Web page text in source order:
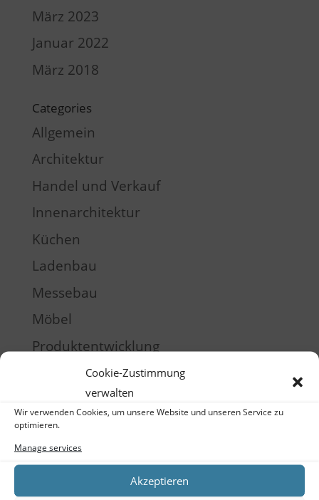
Cookie-Zustimmung
verwalten
Wir verwenden Cookies, um unsere Website und unseren Service zu
optimieren.
Manage services
Akzeptieren
März 2023
Januar 2022
März 2018
Categories
Allgemein
Architektur
Handel und Verkauf
Innenarchitektur
Küchen
Ladenbau
Messebau
Möbel
Produktentwicklung
Raumgestaltung
Schulung
Training
Meta